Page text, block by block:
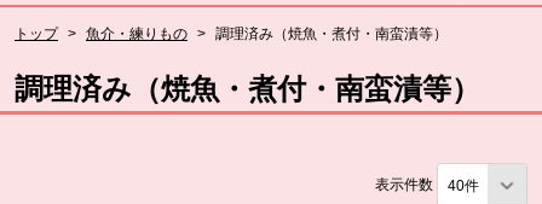
トップ > 魚介・練りもの > 調理済み（焼魚・煮付・南蛮漬等）
調理済み（焼魚・煮付・南蛮漬等）
表示件数